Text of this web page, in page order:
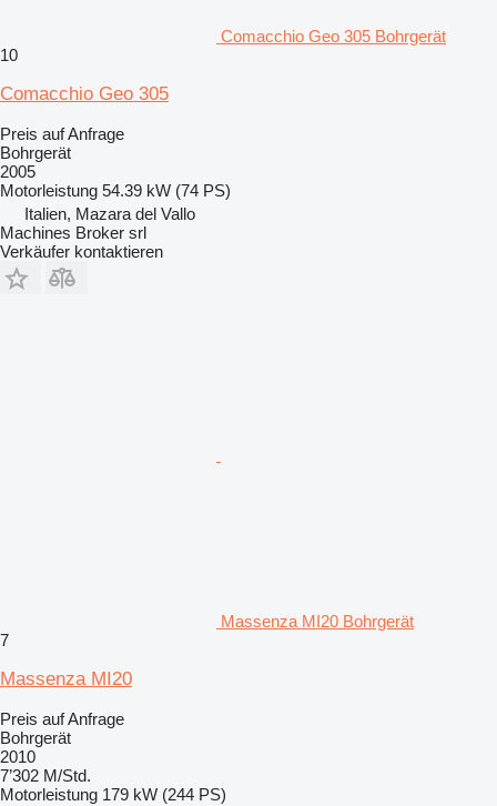
Comacchio Geo 305 Bohrgerät
10
Comacchio Geo 305
Preis auf Anfrage
Bohrgerät
2005
Motorleistung 54.39 kW (74 PS)
Italien, Mazara del Vallo
Machines Broker srl
Verkäufer kontaktieren
Massenza MI20 Bohrgerät
7
Massenza MI20
Preis auf Anfrage
Bohrgerät
2010
7’302 M/Std.
Motorleistung 179 kW (244 PS)